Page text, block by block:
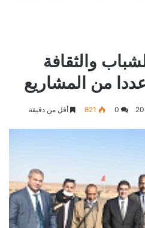
والثقافة
من المشاريع
0
821 أقل من دقيقة